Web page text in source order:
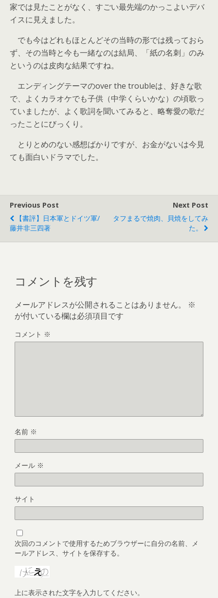
家では見たことがなく、すごい最先端のかっこよいデバ
イスに見えました。
でも今はどれもほとんどその当時の形では残っておら
ず、その当時と今も一緒なのは結局、「紙の名刺」のみ
というのは皮肉な結果ですね。
エンディングテーマのover the troubleは、好きな歌
で、よくカラオケでも子供（中学くらいかな）の頃歌っ
ていましたが、よく歌詞を聞いてみると、略奪愛の歌だ
ったことにびっくり。
とりとめのない感想ばかりですが、お金がないは今見
ても面白いドラマでした。
Previous Post
【書評】日本軍とドイツ軍/
藤井非三四著
Next Post
タフまるで焼肉、貝焼をしてみ
た。
コメントを残す
メールアドレスが公開されることはありません。
※
が付いている欄は必須項目です
コメント ※
名前 ※
メール ※
サイト
次回のコメントで使用するためブラウザーに自分の名前、メ
ールアドレス、サイトを保存する。
上に表示された文字を入力してください。